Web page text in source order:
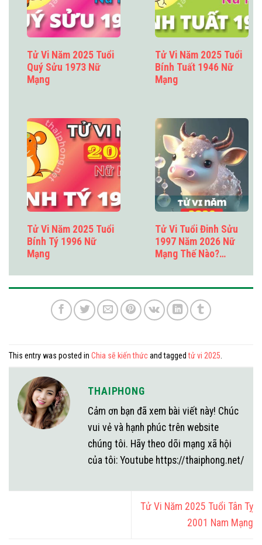
Tử Vi Năm 2025 Tuổi
Quý Sửu 1973 Nữ
Mạng
Tử Vi Năm 2025 Tuổi
Bính Tuất 1946 Nữ
Mạng
Tử Vi Năm 2025 Tuổi
Bính Tý 1996 Nữ
Mạng
Tử Vi Tuổi Đinh Sửu
1997 Năm 2026 Nữ
Mạng Thế Nào?…
This entry was posted in Chia sẽ kiến thứcand taggedtử vi 2025
THAIPHONG
Cảm ơn bạn đã xem bài viết này! Chúc
vui vẻ và hạnh phúc trên website
chúng tôi. Hãy theo dõi mạng xã hội
của tôi: Youtube https://thaiphong.net/
Tử Vi Năm 2025 Tuổi Tân Tỵ
2001 Nam Mạng